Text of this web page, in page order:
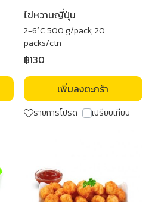
ไข่หวานญี่ปุ่น
2-6°C 500 g/pack, 20
packs/ctn
฿130
เพิ่มลงตะกร้า
รายการโปรด เปรียบเทียบ